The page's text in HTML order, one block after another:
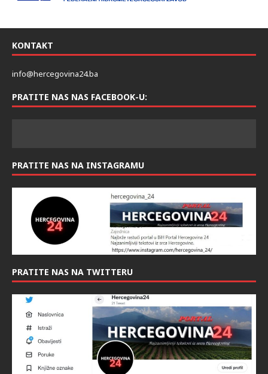
KONTAKT
info@hercegovina24.ba
PRATITE NAS NAS FACEBOOK-U:
PRATITE NAS NA INSTAGRAMU
PRATITE NAS NA TWITTERU